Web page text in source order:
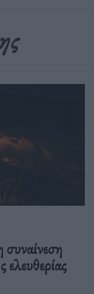
συναίνεση
ελευθερίας